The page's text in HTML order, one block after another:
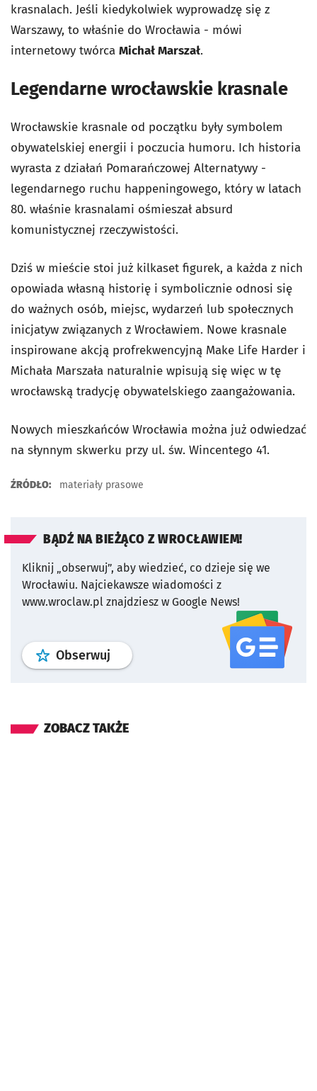
krasnalach. Jeśli kiedykolwiek wyprowadzę się z
Warszawy, to właśnie do Wrocławia - mówi
internetowy twórca Michał Marszał.
Legendarne wrocławskie krasnale
Wrocławskie krasnale od początku były symbolem
obywatelskiej energii i poczucia humoru. Ich historia
wyrasta z działań Pomarańczowej Alternatywy -
legendarnego ruchu happeningowego, który w latach
80. właśnie krasnalami ośmieszał absurd
komunistycznej rzeczywistości.
Dziś w mieście stoi już kilkaset figurek, a każda z nich
opowiada własną historię i symbolicznie odnosi się
do ważnych osób, miejsc, wydarzeń lub społecznych
inicjatyw związanych z Wrocławiem. Nowe krasnale
inspirowane akcją profrekwencyjną Make Life Harder i
Michała Marszała naturalnie wpisują się więc w tę
wrocławską tradycję obywatelskiego zaangażowania.
Nowych mieszkańców Wrocławia można już odwiedzać
na słynnym skwerku przy ul. św. Wincentego 41.
ŹRÓDŁO: materiały prasowe
BĄDŹ NA BIEŻĄCO Z WROCŁAWIEM!
Kliknij „obserwuj”, aby wiedzieć, co dzieje się we
Wrocławiu. Najciekawsze wiadomości z
www.wroclaw.pl znajdziesz w Google News!
Obserwuj profil serwisu
ZOBACZ TAKŻE